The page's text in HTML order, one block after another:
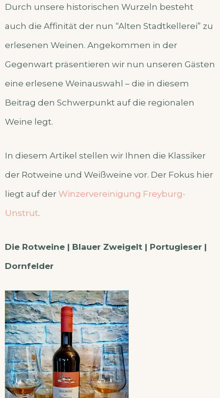
Durch unsere historischen Wurzeln besteht
auch die Affinität der nun “Alten Stadtkellerei” zu
erlesenen Weinen. Angekommen in der
Gegenwart präsentieren wir nun unseren Gästen
eine erlesene Weinauswahl – die in diesem
Beitrag den Schwerpunkt auf die regionalen
Weine legt.
In diesem Artikel stellen wir Ihnen die Klassiker
der Rotweine und Weißweine vor. Der Fokus hier
liegt auf der Winzervereinigung Freyburg-
Unstrut.
Die Rotweine | Blauer Zweigelt | Portugieser |
Dornfelder